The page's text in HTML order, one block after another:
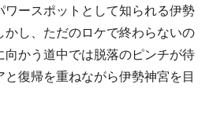
ースポットとして知られる伊勢
し、ただのロケで終わらないの
かう道中では脱落のピンチが待
復帰を重ねながら伊勢神宮を目